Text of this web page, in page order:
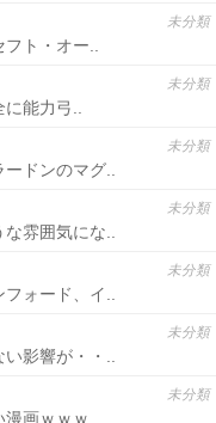
未分類
ト・オー..
未分類
能力弓..
未分類
ドンのマグ..
未分類
雰囲気にな..
未分類
ォード、イ..
未分類
影響が・・..
未分類
画ｗｗｗ..